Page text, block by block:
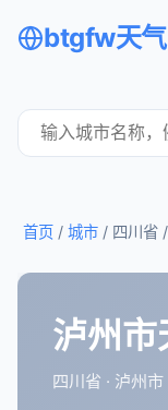
btgfw天
首页 / 城市 / 四川省 /
泸州
四川省 · 泸州市